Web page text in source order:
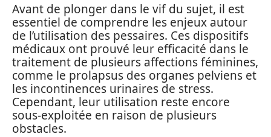
Avant de plonger dans le vif du sujet, il est
essentiel de comprendre les enjeux autour
de l’utilisation des pessaires. Ces dispositifs
médicaux ont prouvé leur efficacité dans le
traitement de plusieurs affections féminines,
comme le prolapsus des organes pelviens et
les incontinences urinaires de stress.
Cependant, leur utilisation reste encore
sous-exploitée en raison de plusieurs
obstacles.